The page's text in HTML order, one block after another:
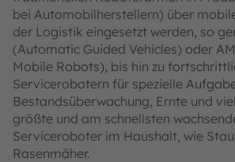
bei Automobilherstellern) über
der Logistik eingesetzt werden, so
(Automatic Guided Vehicles) oder
Mobile Robots), bis hin zu
Servicerobotern für spezielle
Bestandsüberwachung, Ernte und
größte und am schnellsten
Serviceroboter im Haushalt, wie
Rasenmäher.